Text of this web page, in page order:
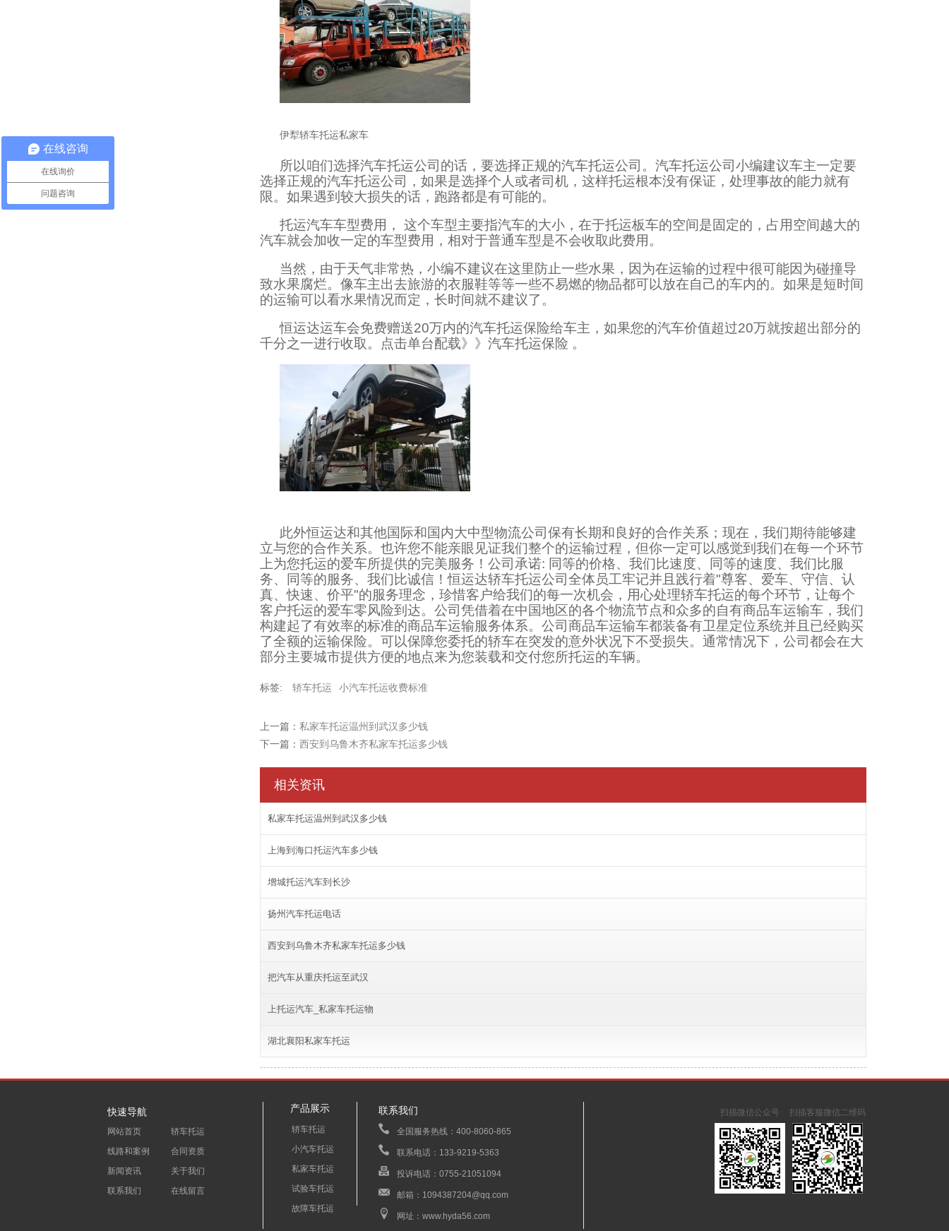
伊犁轿车托运私家车
所以咱们选择汽车托运公司的话，要选择正规的汽车托运公司。汽车托运公司小编建议车主一定要
选择正规的汽车托运公司，如果是选择个人或者司机，这样托运根本没有保证，处理事故的能力就有
限。如果遇到较大损失的话，跑路都是有可能的。
托运汽车车型费用， 这个车型主要指汽车的大小，在于托运板车的空间是固定的，占用空间越大的
汽车就会加收一定的车型费用，相对于普通车型是不会收取此费用。
当然，由于天气非常热，小编不建议在这里防止一些水果，因为在运输的过程中很可能因为碰撞导
致水果腐烂。像车主出去旅游的衣服鞋等等一些不易燃的物品都可以放在自己的车内的。如果是短时间
的运输可以看水果情况而定，长时间就不建议了。
恒运达运车会免费赠送20万内的汽车托运保险给车主，如果您的汽车价值超过20万就按超出部分的
千分之一进行收取。点击单台配载》》汽车托运保险 。
此外恒运达和其他国际和国内大中型物流公司保有长期和良好的合作关系；现在，我们期待能够建
立与您的合作关系。也许您不能亲眼见证我们整个的运输过程，但你一定可以感觉到我们在每一个环节
上为您托运的爱车所提供的完美服务！公司承诺: 同等的价格、我们比速度、同等的速度、我们比服
务、同等的服务、我们比诚信！恒运达轿车托运公司全体员工牢记并且践行着"尊客、爱车、守信、认
真、快速、价平"的服务理念，珍惜客户给我们的每一次机会，用心处理轿车托运的每个环节，让每个
客户托运的爱车零风险到达。公司凭借着在中国地区的各个物流节点和众多的自有商品车运输车，我们
构建起了有效率的标准的商品车运输服务体系。公司商品车运输车都装备有卫星定位系统并且已经购买
了全额的运输保险。可以保障您委托的轿车在突发的意外状况下不受损失。通常情况下，公司都会在大
部分主要城市提供方便的地点来为您装载和交付您所托运的车辆。
标签: 轿车托运 小汽车托运收费标准
上一篇： 私家车托运温州到武汉多少钱
下一篇： 西安到乌鲁木齐私家车托运多少钱
相关资讯
私家车托运温州到武汉多少钱
上海到海口托运汽车多少钱
增城托运汽车到长沙
扬州汽车托运电话
西安到乌鲁木齐私家车托运多少钱
把汽车从重庆托运至武汉
上托运汽车_私家车托运物
湖北襄阳私家车托运
快速导航
网站首页
轿车托运
线路和案例
合同资质
新闻资讯
关于我们
联系我们
在线留言
产品展示
轿车托运
小汽车托运
私家车托运
试验车托运
故障车托运
联系我们
全国服务热线：400-8060-865
联系电话：133-9219-5363
投诉电话：0755-21051094
邮箱：1094387204@qq.com
网址：www.hyda56.com
扫描客服微信二维码
扫描微信公众号
在线咨询
在线询价
问题咨询